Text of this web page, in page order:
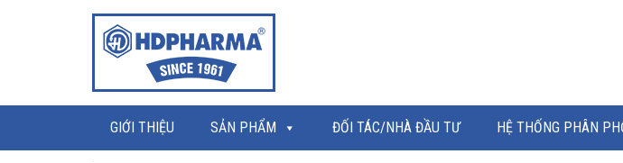
GIỚI THIỆU SẢN PHẨM ĐỐI TÁC/NHÀ ĐẦU TƯ HỆ THỐNG PHÂN